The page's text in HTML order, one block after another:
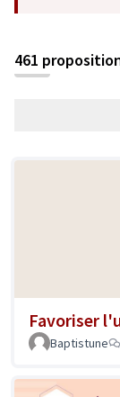
461
Favoriser
Baptistune